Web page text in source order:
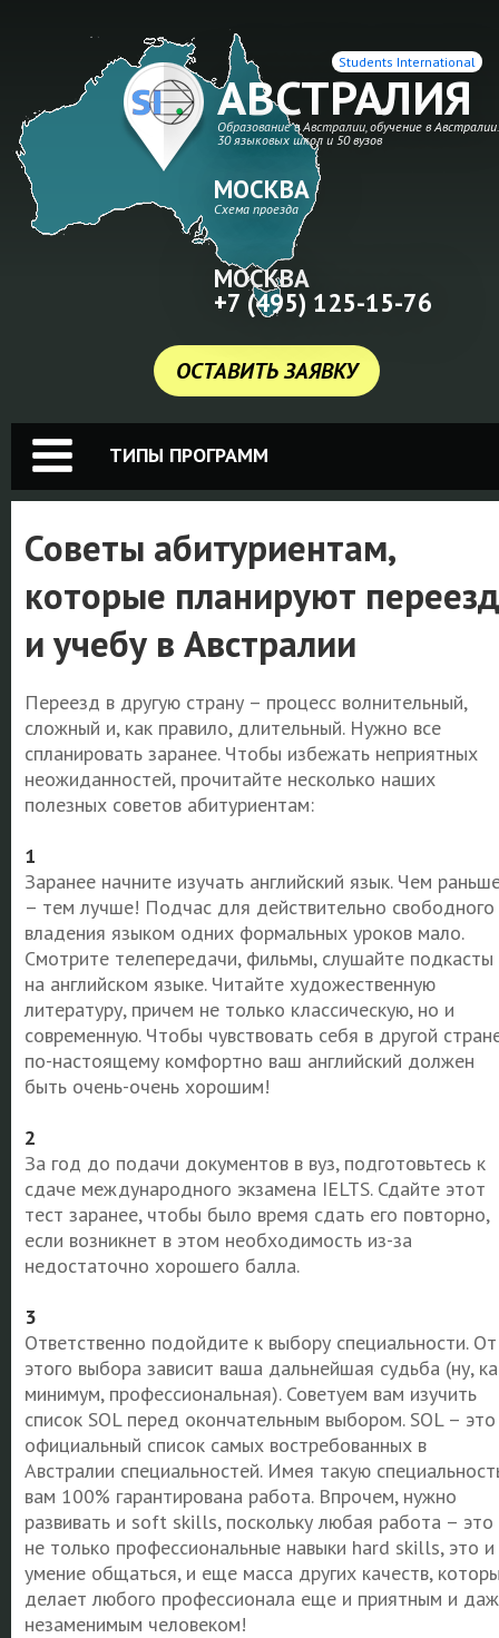
АВСТРАЛИЯ
Образование в Австралии, обучение в Австралии.
30 языковых школ и 50 вузов
Students International
ОСТАВИТЬ ЗАЯВКУ
МОСКВА
Схема проезда
МОСКВА
+7 (495) 125-15-76
ТИПЫ ПРОГРАММ
Советы абитуриентам,
которые планируют переезд
и учебу в Австралии
Переезд в другую страну – процесс волнительный,
сложный и, как правило, длительный. Нужно все
спланировать заранее. Чтобы избежать неприятных
неожиданностей, прочитайте несколько наших
полезных советов абитуриентам:
1
Заранее начните изучать английский язык. Чем
– тем лучше! Подчас для действительно свободного
владения языком одних формальных уроков мало.
Смотрите телепередачи, фильмы, слушайте подкасты
на английском языке. Читайте художественную
литературу, причем не только классическую, но и
современную. Чтобы чувствовать себя в другой
по-настоящему комфортно ваш английский должен
быть очень-очень хорошим!
2
За год до подачи документов в вуз, подготовьтесь к
сдаче международного экзамена IELTS. Сдайте этот
тест заранее, чтобы было время сдать его повторно,
если возникнет в этом необходимость из-за
недостаточно хорошего балла.
3
Ответственно подойдите к выбору специальности. От
этого выбора зависит ваша дальнейшая судьба (ну,
минимум, профессиональная). Советуем вам изучить
список SOL перед окончательным выбором. SOL – это
официальный список самых востребованных в
Австралии специальностей. Имея такую
вам 100% гарантирована работа. Впрочем, нужно
развивать и soft skills, поскольку любая работа – это
не только профессиональные навыки hard skills, это и
умение общаться, и еще масса других качеств,
делает любого профессионала еще и приятным и
незаменимым человеком!